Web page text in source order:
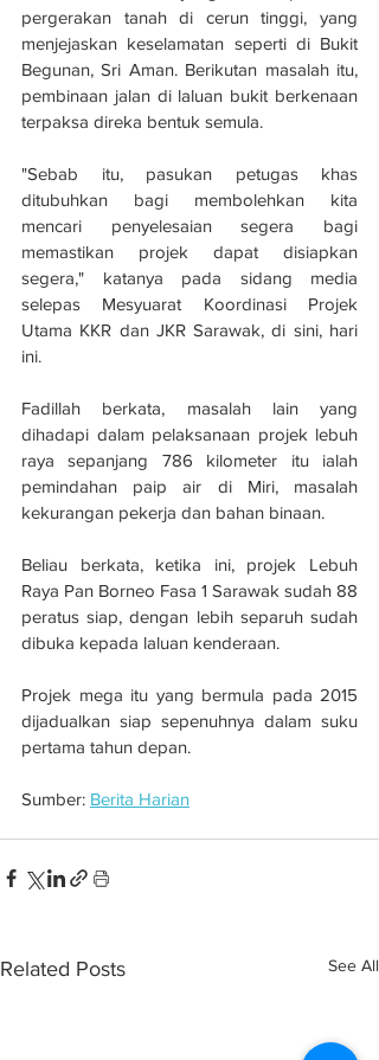
pergerakan tanah di cerun tinggi, yang
menjejaskan keselamatan seperti di Bukit
Begunan, Sri Aman. Berikutan masalah itu,
pembinaan jalan di laluan bukit berkenaan
terpaksa direka bentuk semula.
"Sebab itu, pasukan petugas khas
ditubuhkan bagi membolehkan kita
mencari penyelesaian segera bagi
memastikan projek dapat disiapkan
segera," katanya pada sidang media
selepas Mesyuarat Koordinasi Projek
Utama KKR dan JKR Sarawak, di sini, hari
ini.
Fadillah berkata, masalah lain yang
dihadapi dalam pelaksanaan projek lebuh
raya sepanjang 786 kilometer itu ialah
pemindahan paip air di Miri, masalah
kekurangan pekerja dan bahan binaan.
Beliau berkata, ketika ini, projek Lebuh
Raya Pan Borneo Fasa 1 Sarawak sudah 88
peratus siap, dengan lebih separuh sudah
dibuka kepada laluan kenderaan.
Projek mega itu yang bermula pada 2015
dijadualkan siap sepenuhnya dalam suku
pertama tahun depan.
Sumber: Berita Harian
Related Posts See All